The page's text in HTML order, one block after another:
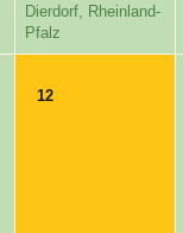
Dierdorf, Rheinland-
Pfalz
12